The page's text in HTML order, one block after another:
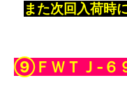
また次回入荷時
⑨ＦＷＴＪ‐６